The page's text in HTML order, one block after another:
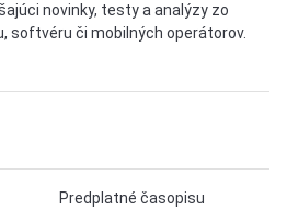
novinky, testy a analýzy zo
softvéru či mobilných operátorov.
Predplatné časopisu